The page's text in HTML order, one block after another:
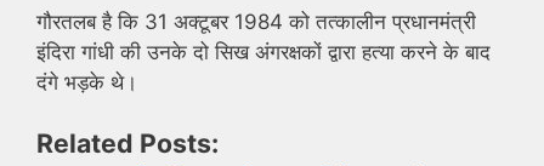
गौरतलब है कि 31 अक्टूबर 1984 को तत्कालीन प्रधानमंत्री
इंदिरा गांधी की उनके दो सिख अंगरक्षकों द्वारा हत्या करने के बाद
दंगे भड़के थे।
Related Posts: